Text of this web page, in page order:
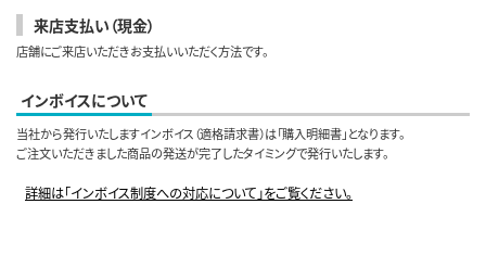
来店支払い（現金）
店舗にご来店いただきお支払いいただく方法です。
インボイスについて
当社から発行いたしますインボイス（適格請求書）は「購入明細書」となります。
ご注文いただきました商品の発送が完了したタイミングで発行いたします。
詳細は「インボイス制度への対応について」をご覧ください。